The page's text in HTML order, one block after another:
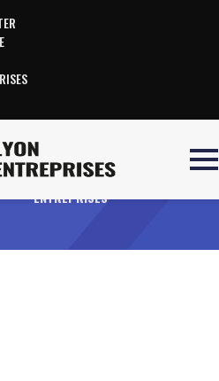
TOUTE L’ACTUALITÉ LYON
ENTREPRISES